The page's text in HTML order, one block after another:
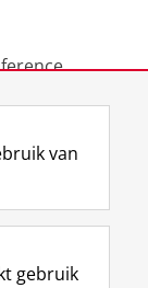
I
n
t
Y
o
T
van
gebruik